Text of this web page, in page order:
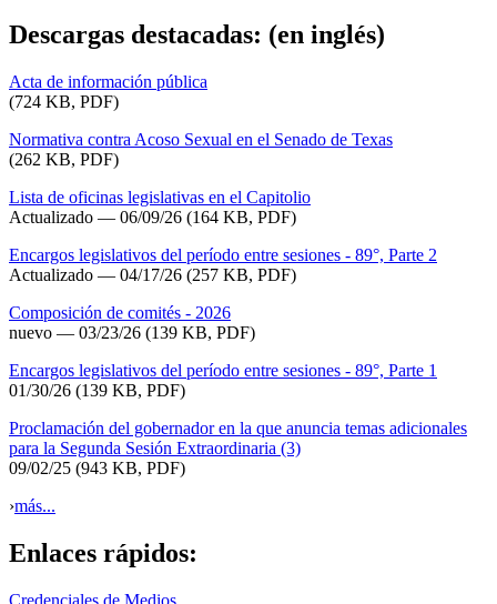
Descargas destacadas: (en inglés)
Acta de información pública
(724 KB, PDF)
Normativa contra Acoso Sexual en el Senado de Texas
(262 KB, PDF)
Lista de oficinas legislativas en el Capitolio
Actualizado — 06/09/26 (164 KB, PDF)
Encargos legislativos del período entre sesiones - 89°, Parte 2
Actualizado — 04/17/26 (257 KB, PDF)
Composición de comités - 2026
nuevo — 03/23/26 (139 KB, PDF)
Encargos legislativos del período entre sesiones - 89°, Parte 1
01/30/26 (139 KB, PDF)
Proclamación del gobernador en la que anuncia temas adicionales
para la Segunda Sesión Extraordinaria (3)
09/02/25 (943 KB, PDF)
›más...
Enlaces rápidos: